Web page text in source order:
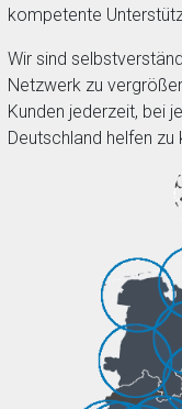
kompetente
Wir sind
Netzwerk zu
Kunden jederzeit, bei
Deutschland helfen zu